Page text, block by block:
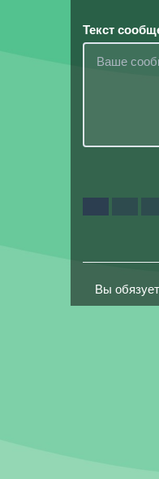
Текст
Вы